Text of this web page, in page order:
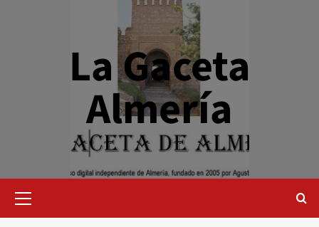
La Gaceta
Almería
primario